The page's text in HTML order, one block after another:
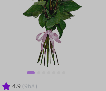
4.9 (968)